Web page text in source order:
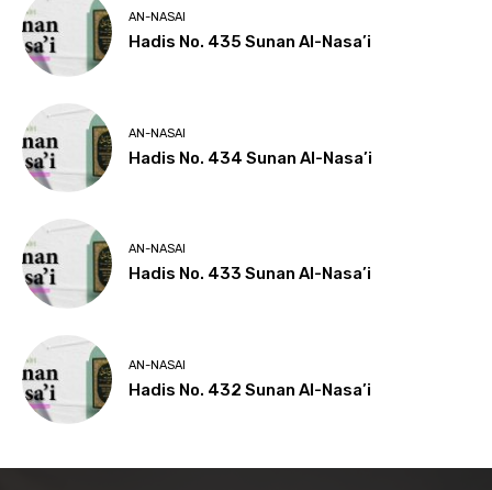
AN-NASAI
Hadis No. 435 Sunan Al-Nasa’i
AN-NASAI
Hadis No. 434 Sunan Al-Nasa’i
AN-NASAI
Hadis No. 433 Sunan Al-Nasa’i
AN-NASAI
Hadis No. 432 Sunan Al-Nasa’i